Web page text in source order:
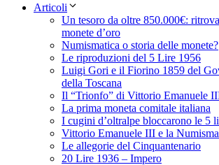
Articoli
Un tesoro da oltre 850.000€:
monete d’oro
Numismatica o storia delle monete?
Le riproduzioni del 5 Lire 1956
Luigi Gori e il Fiorino 1859 del
della Toscana
Il “Trionfo” di Vittorio Emanuele
La prima moneta comitale italiana
I cugini d’oltralpe bloccarono le 5
Vittorio Emanuele III e la
Le allegorie del Cinquantenario
20 Lire 1936 – Impero